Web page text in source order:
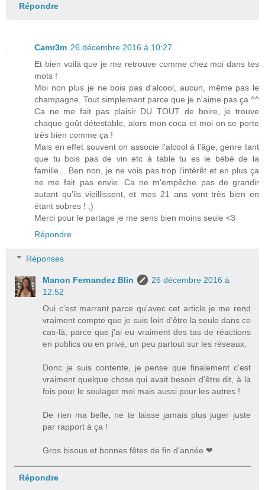
Répondre
Camr3m 26 décembre 2016 à 10:27
Et bien voilà que je me retrouve comme chez moi dans tes
mots !
Moi non plus je ne bois pas d'alcool, aucun, même pas le
champagne. Tout simplement parce que je n'aime pas ça ^^
Ca ne me fait pas plaisir DU TOUT de boire, je trouve
chaque goût détestable, alors mon coca et moi on se porte
très bien comme ça !
Mais en effet souvent on associe l'alcool à l'âge, genre tant
que tu bois pas de vin etc à table tu es le bébé de la
famille... Ben non, je ne vois pas trop l'intérêt et en plus ça
ne me fait pas envie. Ca ne m'empêche pas de grandir
autant qu'ils vieillissent, et mes 21 ans vont très bien en
étant sobres ! ;)
Merci pour le partage je me sens bien moins seule <3
Répondre
Réponses
Manon Fernandez Blin
26 décembre 2016 à
12:52
Oui c'est marrant parce qu'avec cet article je me rend
vraiment compte que je suis loin d'être la seule dans ce
cas-là, parce que j'ai eu vraiment des tas de réactions
en publics ou en privé, un peu partout sur les réseaux.
Donc je suis contente, je pense que finalement c'est
vraiment quelque chose qui avait besoin d'être dit, à la
fois pour le soulager moi mais aussi pour les autres !
De rien ma belle, ne te laisse jamais plus juger juste
par rapport à ça !
Gros bisous et bonnes fêtes de fin d'année ❤
Répondre